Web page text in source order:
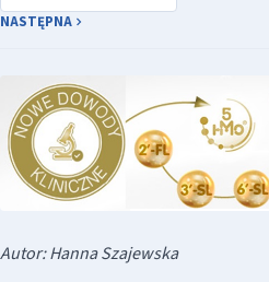
NASTĘPNA
Autor: Hanna Szajewska